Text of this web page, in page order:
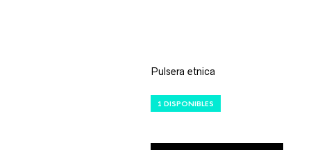
Pulsera etnica
1 DISPONIBLES